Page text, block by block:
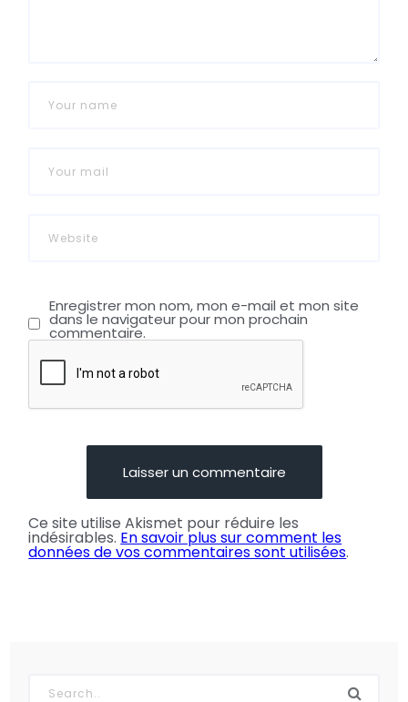
Enregistrer mon nom, mon e-mail et mon site
dans le navigateur pour mon prochain
commentaire.
Ce site utilise Akismet pour réduire les
indésirables. En savoir plus sur comment les
données de vos commentaires sont utilisées.